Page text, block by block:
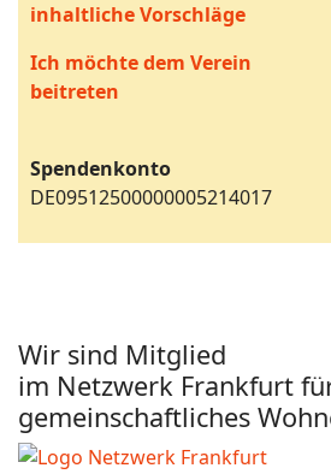
inhaltliche Vorschläge
Ich möchte dem Verein
beitreten
Spendenkonto
DE09512500000005214017
Wir sind Mitglied
im Netzwerk Frankfurt
gemeinschaftliches